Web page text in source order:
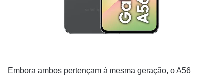
Embora ambos pertençam à mesma geração, o A56